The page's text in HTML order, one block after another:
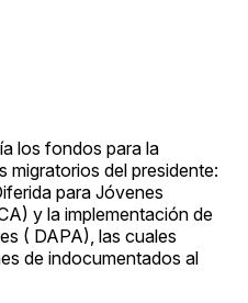
los fondos para la
migratorios del presidente:
para Jóvenes
y la implementación de
( DAPA), las cuales
de indocumentados al